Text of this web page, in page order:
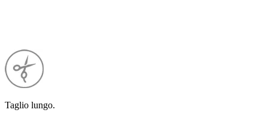
Taglio lungo.